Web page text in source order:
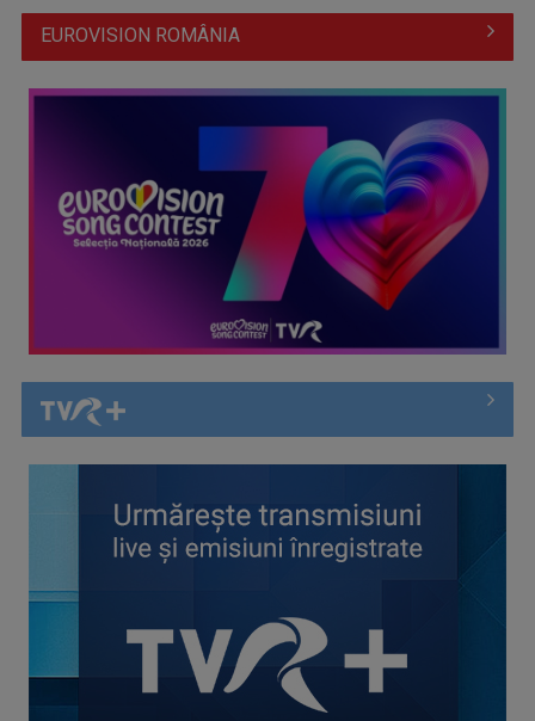
Efectul Fjord. Cristian Mungiu ne învață matematic să
îndrăznim: „4,3,2,1… ...
Mulți migranți ...
EUROVISION ROMÂNIA